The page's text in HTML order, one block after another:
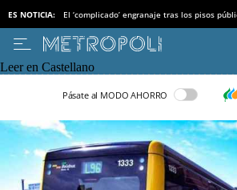
ES NOTICIA: El ‘complicado’ engranaje tras los pisos
Leer en Castellano
Pásate al MODO AHORRO